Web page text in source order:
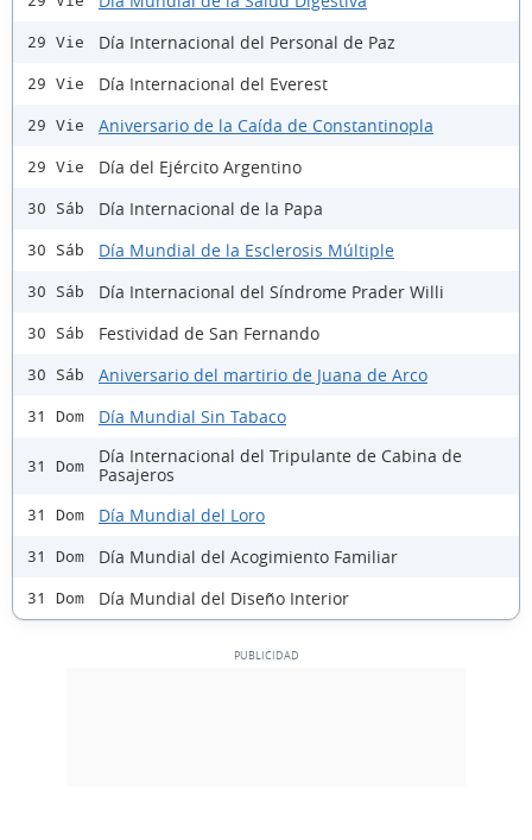
29 Vie Día Internacional del Personal de Paz
29 Vie Día Internacional del Everest
29 Vie Aniversario de la Caída de Constantinopla
29 Vie Día del Ejército Argentino
30 Sáb Día Internacional de la Papa
30 Sáb Día Mundial de la Esclerosis Múltiple
30 Sáb Día Internacional del Síndrome Prader Willi
30 Sáb Festividad de San Fernando
30 Sáb Aniversario del martirio de Juana de Arco
31 Dom Día Mundial Sin Tabaco
31 Dom
Día Internacional del Tripulante de Cabina de
Pasajeros
31 Dom Día Mundial del Loro
31 Dom Día Mundial del Acogimiento Familiar
31 Dom Día Mundial del Diseño Interior